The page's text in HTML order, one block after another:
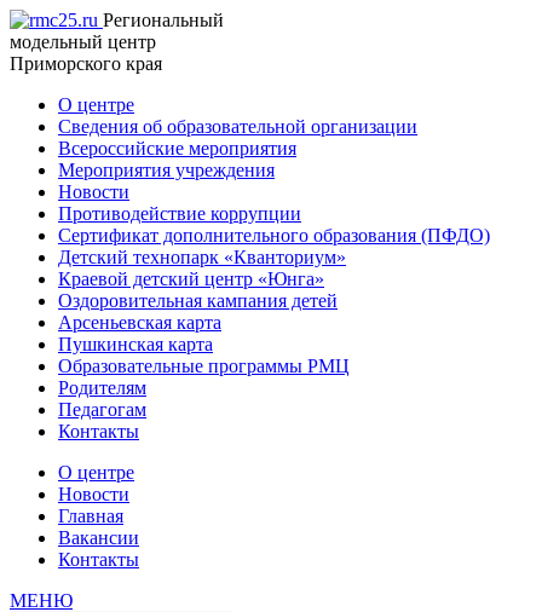
Региональный
модельный центр
Приморского края
О центре
Сведения об образовательной организации
Всероссийские мероприятия
Мероприятия учреждения
Новости
Противодействие коррупции
Сертификат дополнительного образования (ПФДО)
Детский технопарк «Кванториум»
Краевой детский центр «Юнга»
Оздоровительная кампания детей
Арсеньевская карта
Пушкинская карта
Образовательные программы РМЦ
Родителям
Педагогам
Контакты
О центре
Новости
Главная
Вакансии
Контакты
МЕНЮ